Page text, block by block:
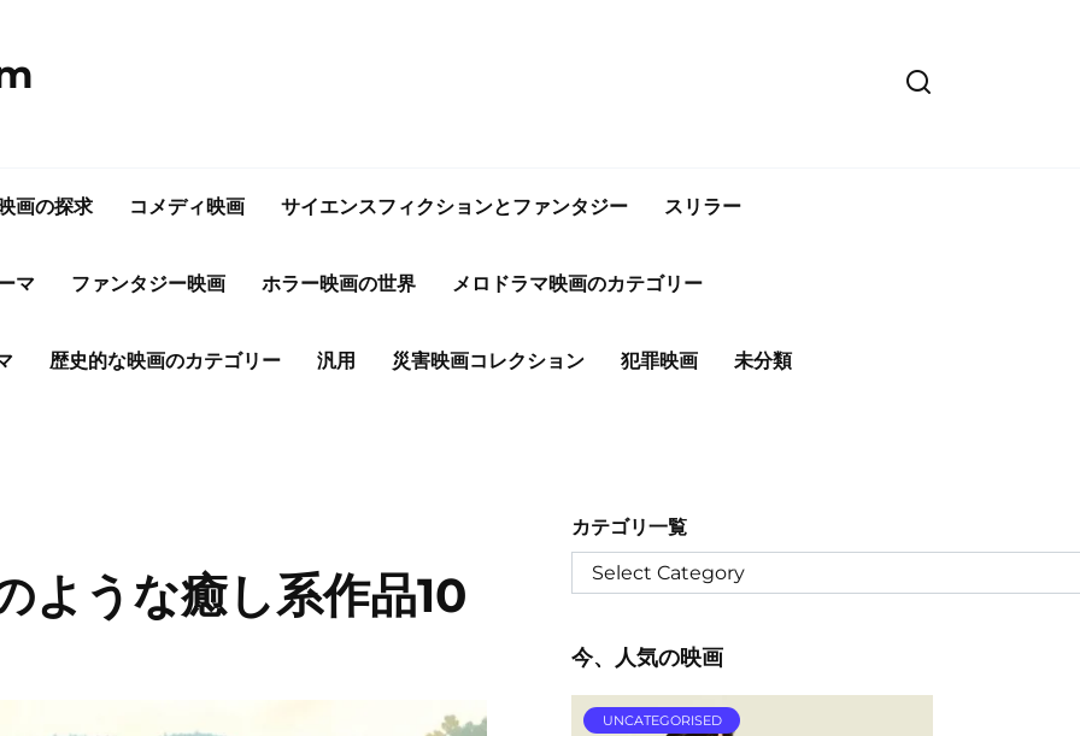
画の探求 コメディ映画 サイエンスフィクションとファンタジー スリラー
マ ファンタジー映画 ホラー映画の世界 メロドラマ映画のカテゴリー
歴史的な映画のカテゴリー 汎用 災害映画コレクション 犯罪映画 未分類
ような癒し系作品10
カテゴリ一覧
今、人気の映画
UNCATEGORISED